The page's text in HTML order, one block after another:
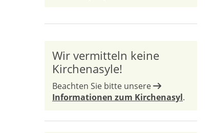
Wir vermitteln keine
Kirchenasyle!
Beachten Sie bitte unsere
Informationen zum Kirchenasyl.